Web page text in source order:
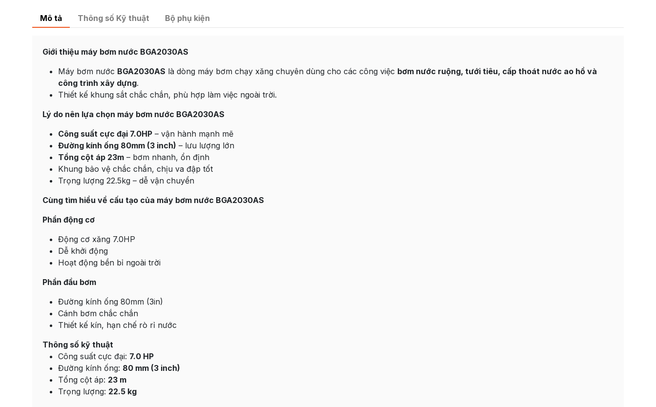
Mô tả Thông số Kỹ thuật Bộ phụ kiện
Giới thiệu máy bơm nước BGA2030AS
Máy bơm nước BGA2030AS là dòng máy bơm chạy xăng chuyên dùng cho các công việc bơm nước ruộng, tưới tiêu, cấp thoát nước ao hồ và
công trình xây dựng.
Thiết kế khung sắt chắc chắn, phù hợp làm việc ngoài trời.
Lý do nên lựa chọn máy bơm nước BGA2030AS
Công suất cực đại 7.0HP– vận hành mạnh mẽ
Đường kính ống 80mm (3 inch) – lưu lượng lớn
Tổng cột áp 23m– bơm nhanh, ổn định
Khung bảo vệ chắc chắn, chịu va đập tốt
Trọng lượng 22.5kg – dễ vận chuyển
Cùng tìm hiểu về cấu tạo của máy bơm nước BGA2030AS
Phần động cơ
Động cơ xăng 7.0HP
Dễ khởi động
Hoạt động bền bỉ ngoài trời
Phần đầu bơm
Đường kính ống 80mm (3in)
Cánh bơm chắc chắn
Thiết kế kín, hạn chế rò rỉ nước
Thông số kỹ thuật
Công suất cực đại: 7.0 HP
Đường kính ống: 80 mm (3 inch)
Tổng cột áp: 23 m
Trọng lượng: 22.5 kg